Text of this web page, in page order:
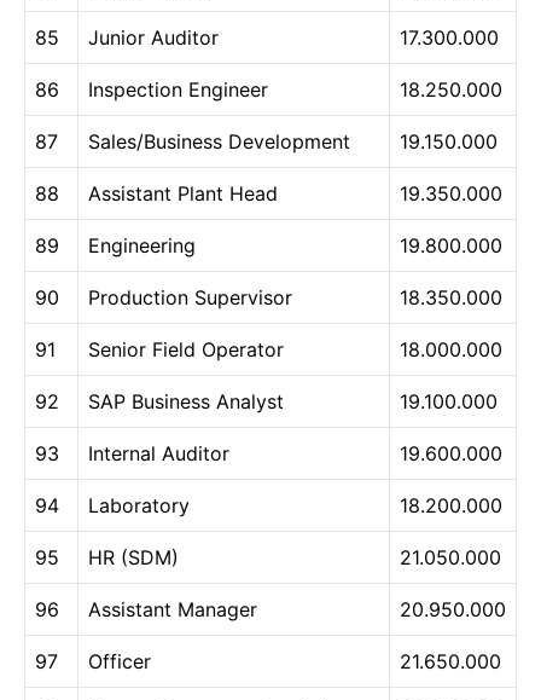
85 Junior Auditor 17.300.000
86 Inspection Engineer 18.250.000
87 Sales/Business Development 19.150.000
88 Assistant Plant Head 19.350.000
89 Engineering 19.800.000
90 Production Supervisor 18.350.000
91 Senior Field Operator 18.000.000
92 SAP Business Analyst 19.100.000
93 Internal Auditor 19.600.000
94 Laboratory 18.200.000
95 HR (SDM) 21.050.000
96 Assistant Manager 20.950.000
97 Officer 21.650.000